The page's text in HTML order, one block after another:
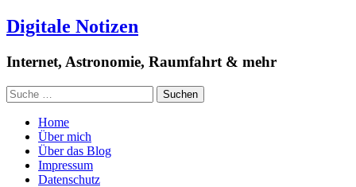
Digitale Notizen
Internet, Astronomie, Raumfahrt & mehr
Home
Über mich
Über das Blog
Impressum
Datenschutz